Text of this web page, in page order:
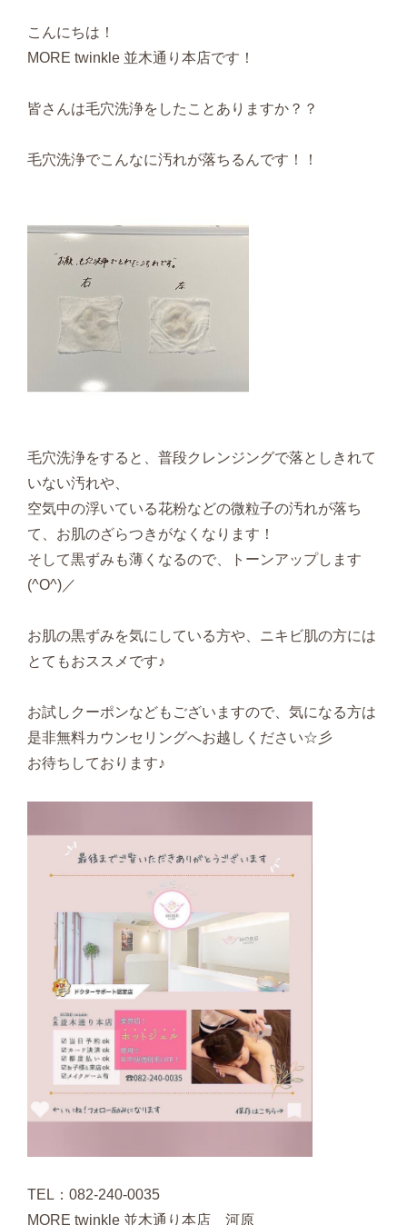
こんにちは！
MORE twinkle 並木通り本店です！
皆さんは毛穴洗浄をしたことありますか？？
毛穴洗浄でこんなに汚れが落ちるんです！！
毛穴洗浄をすると、普段クレンジングで落としきれて
いない汚れや、
空気中の浮いている花粉などの微粒子の汚れが落ち
て、お肌のざらつきがなくなります！
そして黒ずみも薄くなるので、トーンアップします
(^O^)／
お肌の黒ずみを気にしている方や、ニキビ肌の方には
とてもおススメです♪
お試しクーポンなどもございますので、気になる方は
是非無料カウンセリングへお越しください☆彡
お待ちしております♪
TEL：082-240-0035
MORE twinkle 並木通り本店 河原